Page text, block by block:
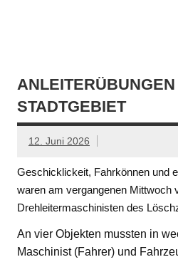
ANLEITERÜBUNGEN
STADTGEBIET
12. Juni 2026
Geschicklickeit, Fahrkönnen und
waren am vergangenen Mittwoch
Drehleitermaschinisten des
An vier Objekten mussten in
Maschinist (Fahrer) und